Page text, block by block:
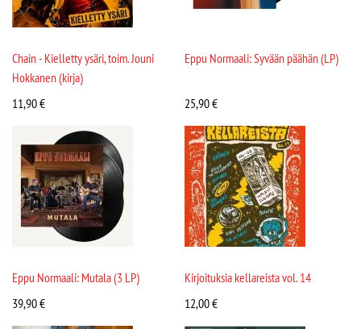
Chain - Kielletty ysäri, toim. Jouni
Hokkanen (kirja)
11,90€
Eppu Normaali: Syvään päähän (LP)
25,90€
Eppu Normaali: Mutala (3 LP)
39,90€
Kirjoituksia kellareista vol. 14
12,00€